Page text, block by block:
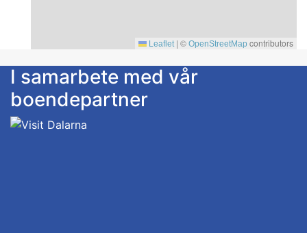
Leaflet | © OpenStreetMap contributors
I samarbete med vår
boendepartner